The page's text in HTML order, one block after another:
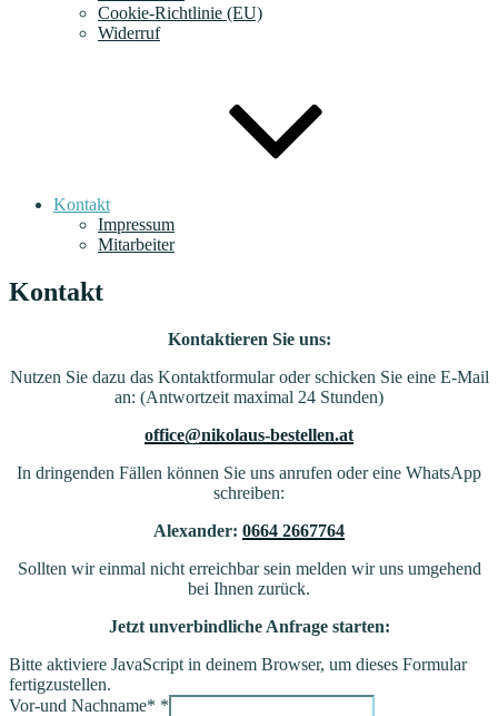
Cookie-Richtlinie (EU)
Widerruf
Kontakt
Impressum
Mitarbeiter
Kontakt
Kontaktieren Sie uns:
Nutzen Sie dazu das Kontaktformular oder schicken Sie eine E-Mail
an: (Antwortzeit maximal 24 Stunden)
office@nikolaus-bestellen.at
In dringenden Fällen können Sie uns anrufen oder eine WhatsApp
schreiben:
Alexander: 0664 2667764
Sollten wir einmal nicht erreichbar sein melden wir uns umgehend
bei Ihnen zurück.
Jetzt unverbindliche Anfrage starten:
Bitte aktiviere JavaScript in deinem Browser, um dieses Formular
fertigzustellen.
Vor-und Nachname* *